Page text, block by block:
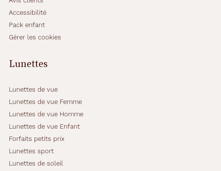
Accessibilité
Pack enfant
Gérer les cookies
Lunettes
Lunettes de vue
Lunettes de vue Femme
Lunettes de vue Homme
Lunettes de vue Enfant
Forfaits petits prix
Lunettes sport
Lunettes de soleil